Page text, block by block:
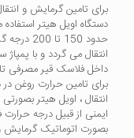
برای تامین گرمایش و
دستگاه اویل هیتر
حدود
انتقال می گردد و با
داخل فلاسک قیر مصرفی
برای تامین حرارت روغن
انتقال ، اویل هیتر
ایمنی از قبیل درجه
بصورت اتوماتیک گرمایش